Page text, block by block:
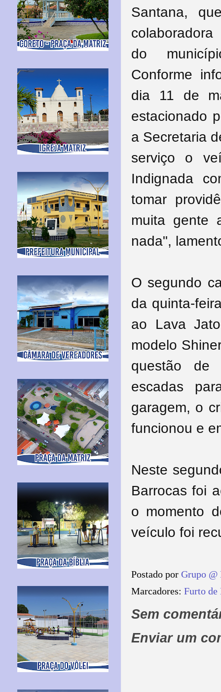
Santana,
do
Conforme
dia 11 de
estacionado
a Secretaria
serviço o
Indignada
tomar
muita gente
nada",
O segundo
da quinta-
ao Lava
modelo
questão de
escadas
garagem, o
funcionou e
Neste
Barrocas foi
o momento
veículo foi
Postado por Grupo @
Marcadores: Furto de
Sem
Enviar um